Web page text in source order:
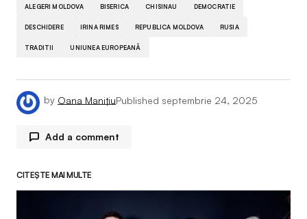
ALEGERI MOLDOVA BISERICA CHISINAU DEMOCRATIE
DESCHIDERE IRINA RIMES REPUBLICA MOLDOVA RUSIA
TRADITII UNIUNEA EUROPEANĂ
by Oana ManițiuPublished septembrie 24, 2025
Add a comment
Adresa ta de email nu va fi publicată. Câmpurile
obligatorii sunt marcate cu
CITEȘTE MAI MULTE